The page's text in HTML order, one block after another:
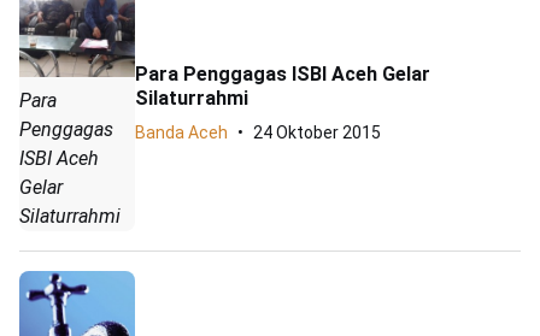
Para
Penggagas
ISBI Aceh
Gelar
Silaturrahmi
Para Penggagas ISBI Aceh Gelar
Silaturrahmi
Banda Aceh 24 Oktober 2015